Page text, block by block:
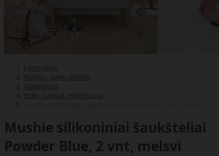
Pagrindinis
Kūdikių, vaikų prekės
Maitinimas
Stalo įrankiai, maitintuvai
Mushie silikoniniai šaukšteliai
Powder Blue, 2 vnt, melsvi